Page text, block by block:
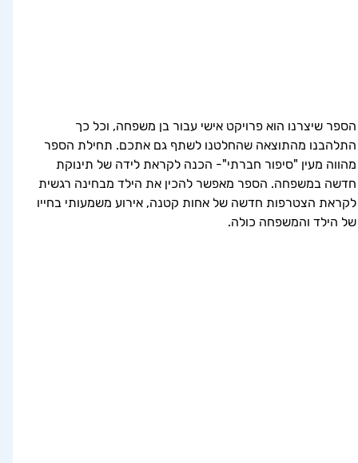
הספר שיצרנו הוא פרויקט אישי עבור בן משפחה, וכל כך
התלהבנו מהתוצאה שהחלטנו לשתף גם אתכם. תחילת הספר
מהווה מעין "סיפור חברתי"- הכנה לקראת לידה של תינוקת
חדשה במשפחה. הספר מאפשר להכין את הילד מבחינה רגשית
לקראת הצטרפות חדשה של אחות קטנה, אירוע משמעותי בחייו
של הילד והמשפחה כולה.